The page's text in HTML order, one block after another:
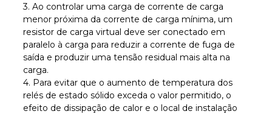
3. Ao controlar uma carga de corrente de carga
menor próxima da corrente de carga mínima, um
resistor de carga virtual deve ser conectado em
paralelo à carga para reduzir a corrente de fuga de
saída e produzir uma tensão residual mais alta na
carga.
4. Para evitar que o aumento de temperatura dos
relés de estado sólido exceda o valor permitido, o
efeito de dissipação de calor e o local de instalação